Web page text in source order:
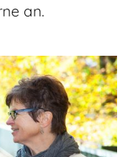
an.